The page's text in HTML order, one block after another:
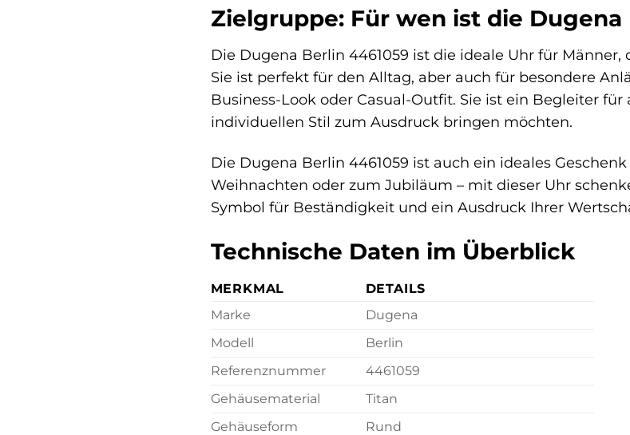
Zielgruppe: Für wen ist die
Die Dugena Berlin 4461059 ist die ideale Uhr für
Sie ist perfekt für den Alltag, aber auch für besondere
Business-Look oder Casual-Outfit. Sie ist ein Begleiter
individuellen Stil zum Ausdruck bringen möchten.
Die Dugena Berlin 4461059 ist auch ein ideales
Weihnachten oder zum Jubiläum – mit dieser Uhr
Symbol für Beständigkeit und ein Ausdruck Ihrer
Technische Daten im Überblick
MERKMAL
DETAILS
Marke
Dugena
Modell
Berlin
Referenznummer
4461059
Gehäusematerial
Titan
Gehäuseform
Rund